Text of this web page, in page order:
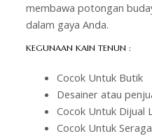
membawa potongan
dalam gaya Anda.
KEGUNAAN KAIN TENUN :
Cocok Untuk Butik
Desainer atau
Cocok Untuk Dijual
Cocok Untuk